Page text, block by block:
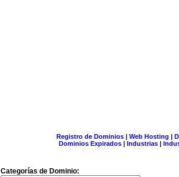
Registro de Dominios| Web Hosting |
Dominios Expirados | Industrias |
Categorías de Dominio: